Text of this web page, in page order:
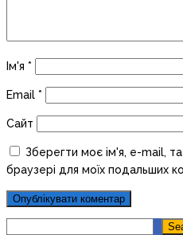
Ім'я *
Email *
Сайт
Зберегти моє ім'я, e-mail,
браузері для моїх подальших